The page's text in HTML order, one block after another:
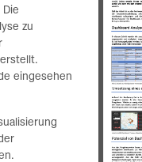
zu
eingesehen